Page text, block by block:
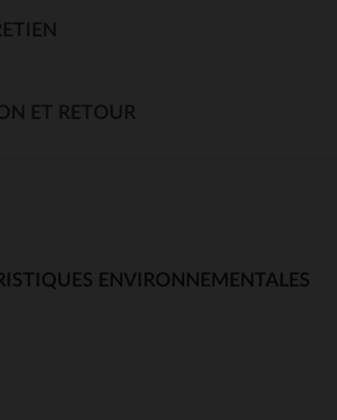
ET RETOUR
ENVIRONNEMENTALES